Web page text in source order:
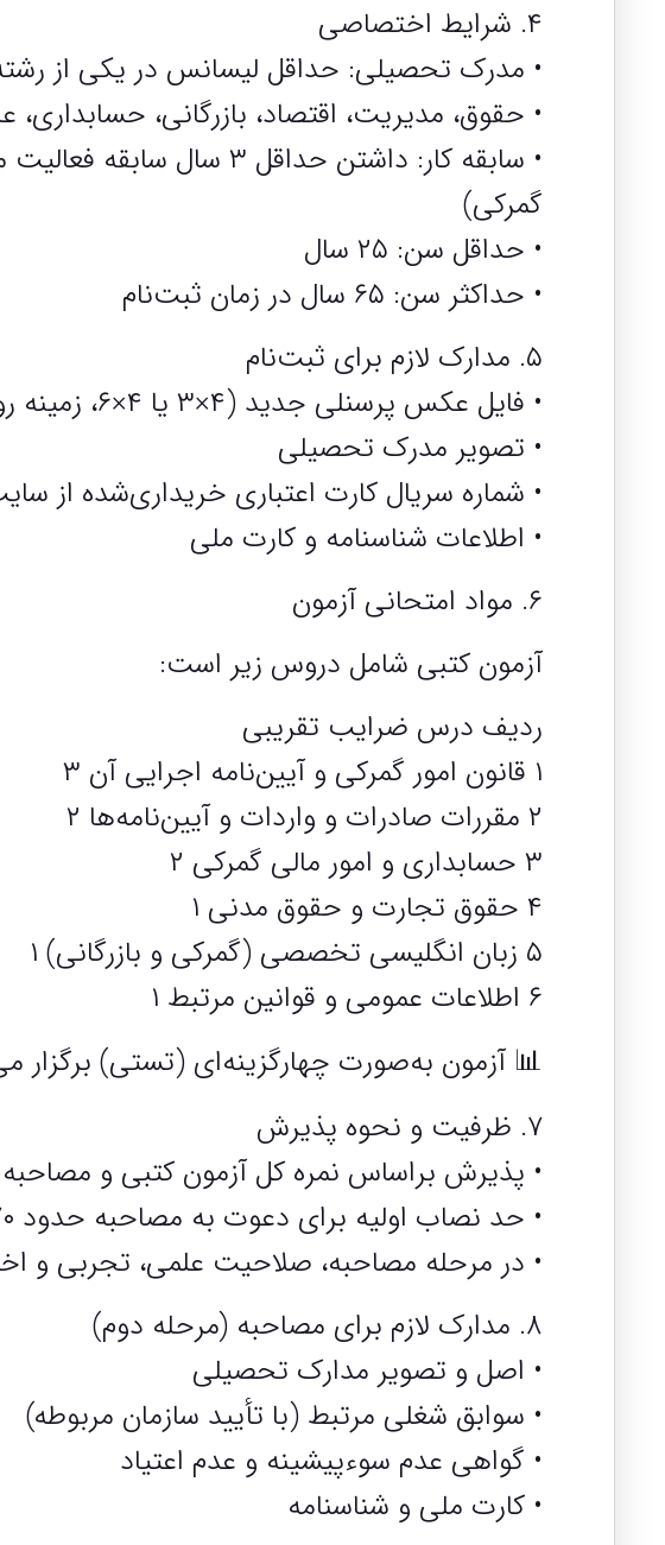
۴. شرایط اختصاصی
• مدرک تحصیلی: حداقل لیسانس در یکی از
• حقوق، مدیریت، اقتصاد، بازرگانی،
• سابقه کار: داشتن
گمرکی)
• حداقل سن: ۲۵ سال
• حداکثر سن: ۶۵ سال در زمان ثبت‌نام
۵. مدارک لازم برای ثبت‌نام
• فایل عکس پرسنلی جدید (۴×۳ یا ۴×۶، زمینه روشن، فرمت JPG)
• تصویر مدرک تحصیلی
• شماره سریال کارت اعتباری خریداری‌شده از
• اطلاعات شناسنامه و کارت ملی
۶. مواد امتحانی آزمون
آزمون کتبی شامل دروس زیر است:
ردیف درس ضرایب تقریبی
۱ قانون امور گمرکی و آیین‌نامه اجرایی آن ۳
۲ مقررات صادرات و واردات و آیین‌نامه‌ها ۲
۳ حسابداری و امور مالی گمرکی ۲
۴ حقوق تجارت و حقوق مدنی ۱
۵ زبان انگلیسی تخصصی (گمرکی و بازرگانی) ۱
۶ اطلاعات عمومی و قوانین مرتبط ۱
📊 آزمون به‌صورت چهارگزینه‌ای (تستی) برگزار
۷. ظرفیت و نحوه پذیرش
• پذیرش براساس نمره کل آزمون کتبی و
• حد نصاب اولیه برای دعوت به مصاحبه حدود ۷۰٪ نمره آزمون کتبی است.
• در مرحله مصاحبه، صلاحیت علمی، تجربی و
۸. مدارک لازم برای مصاحبه (مرحله دوم)
• اصل و تصویر مدارک تحصیلی
• سوابق شغلی مرتبط (با تأیید سازمان مربوطه)
• گواهی عدم سوءپیشینه و عدم اعتیاد
• کارت ملی و شناسنامه